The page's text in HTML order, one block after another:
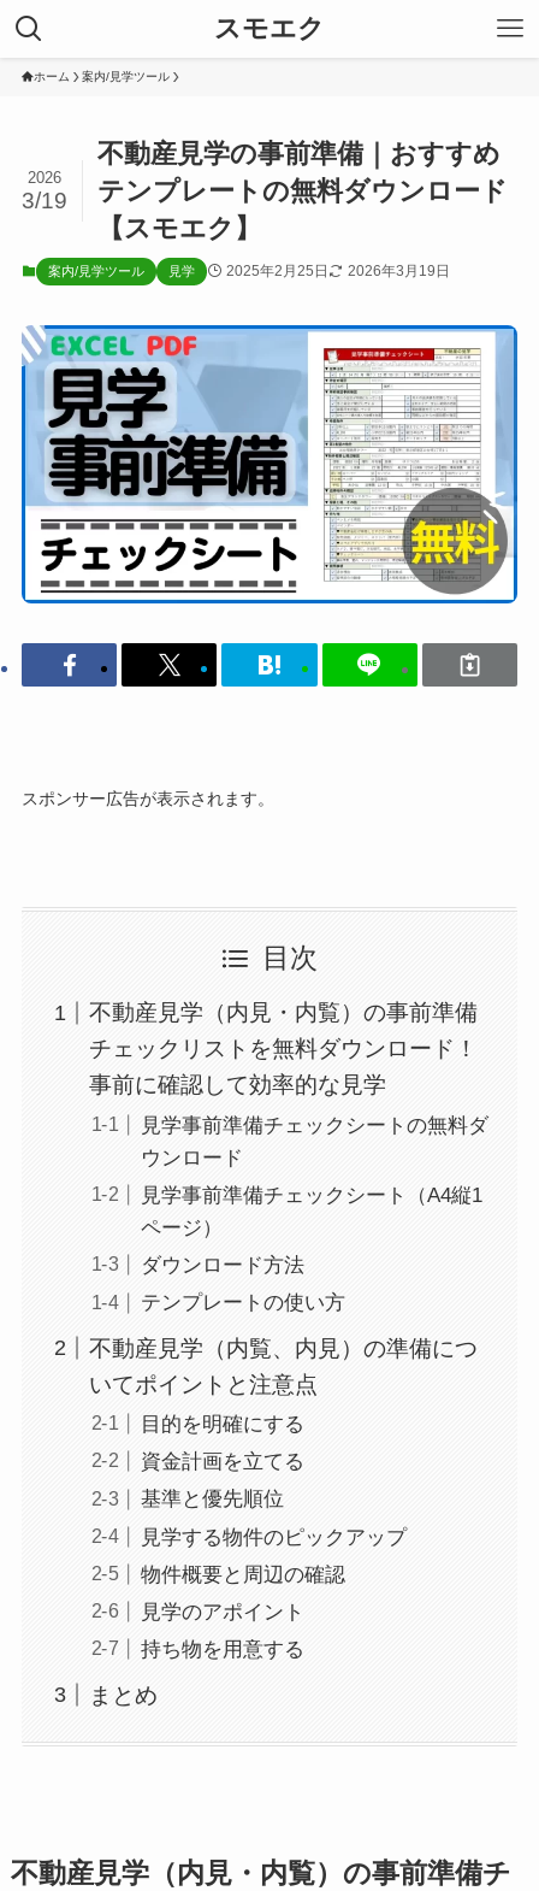
スモエク
ホーム 案内/見学ツール
不動産見学の事前準備｜おすすめ
テンプレートの無料ダウンロード
【スモエク】
2026
3/19
案内/見学ツール 見学 2025年2月25日 2026年3月19日
スポンサー広告が表示されます。
目次
不動産見学（内見・内覧）の事前準備
チェックリストを無料ダウンロード！
事前に確認して効率的な見学
見学事前準備チェックシートの無料ダ
ウンロード
見学事前準備チェックシート（A4縦1
ページ）
ダウンロード方法
テンプレートの使い方
不動産見学（内覧、内見）の準備につ
いてポイントと注意点
目的を明確にする
資金計画を立てる
基準と優先順位
見学する物件のピックアップ
物件概要と周辺の確認
見学のアポイント
持ち物を用意する
まとめ
不動産見学（内見・内覧）の事前準備チ